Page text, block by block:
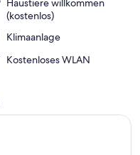
Haustiere willkommen
(kostenlos)
Klimaanlage
Kostenloses WLAN